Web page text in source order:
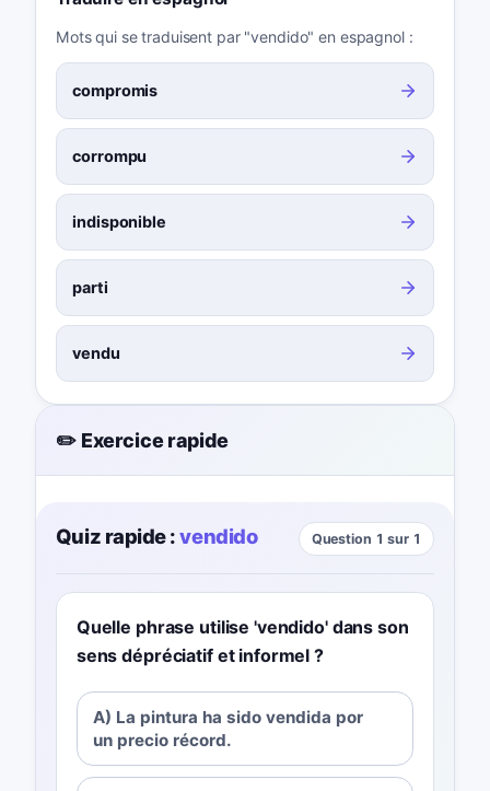
Mots qui se traduisent par "vendido" en espagnol :
compromis
corrompu
indisponible
parti
vendu
✏️ Exercice rapide
Quiz rapide : vendido Question 1 sur 1
Quelle phrase utilise 'vendido' dans son
sens dépréciatif et informel ?
A) La pintura ha sido vendida por
un precio récord.